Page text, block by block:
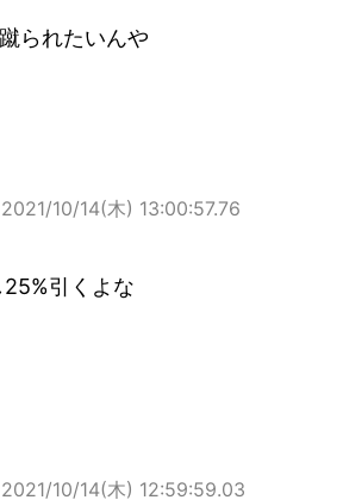
られたいんや
2021/10/14(木) 13:00:57.76
引くよな
2021/10/14(木) 12:59:59.03